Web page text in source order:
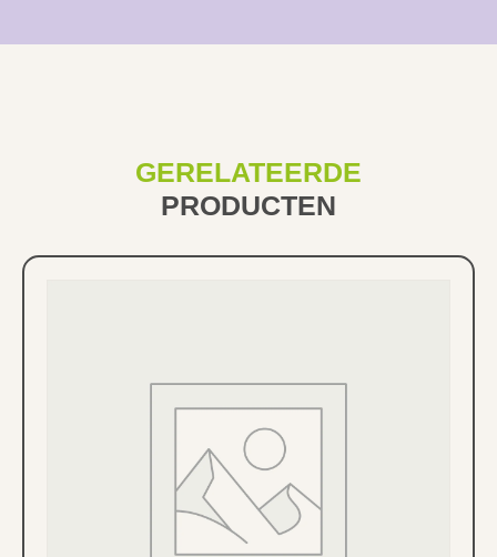
GERELATEERDE
PRODUCTEN